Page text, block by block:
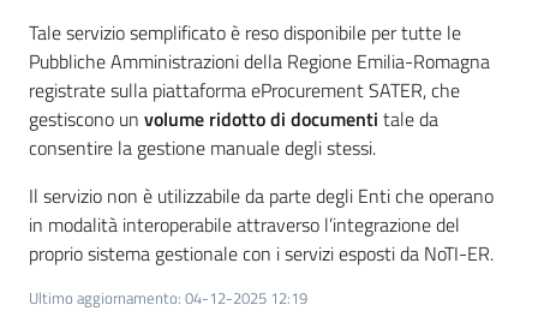
Tale servizio semplificato è reso disponibile per tutte le
Pubbliche Amministrazioni della Regione Emilia-Romagna
registrate sulla piattaforma eProcurement SATER, che
gestiscono un volume ridotto di documenti tale da
consentire la gestione manuale degli stessi.
Il servizio non è utilizzabile da parte degli Enti che operano
in modalità interoperabile attraverso l’integrazione del
proprio sistema gestionale con i servizi esposti da NoTI-ER.
Ultimo aggiornamento: 04-12-2025 12:19